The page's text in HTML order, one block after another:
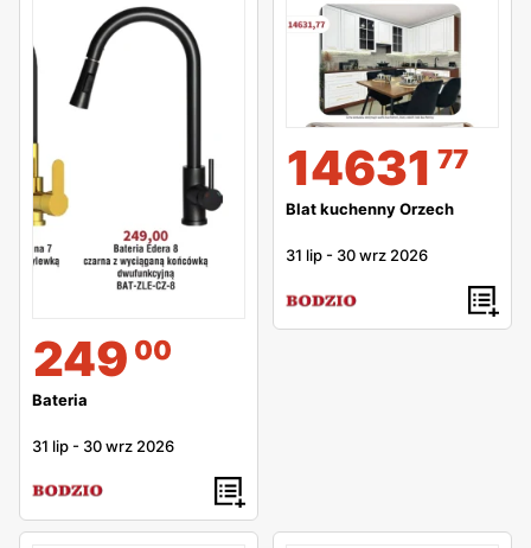
249 00
Bateria
31 lip - 30 wrz 2026
14631 77
Blat kuchenny Orzech
31 lip - 30 wrz 2026